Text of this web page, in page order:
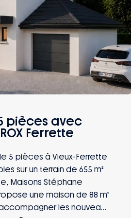
pièces avec
Ferrette
5 pièces à Vieux-Ferrette
sur un terrain de 655 m²
Maisons Stéphane
une maison de 88 m²
les nouveaux